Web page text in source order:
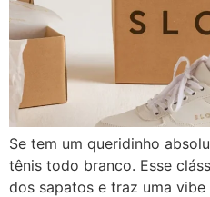
Se tem um queridinho
tênis todo branco. Esse
dos sapatos e traz uma